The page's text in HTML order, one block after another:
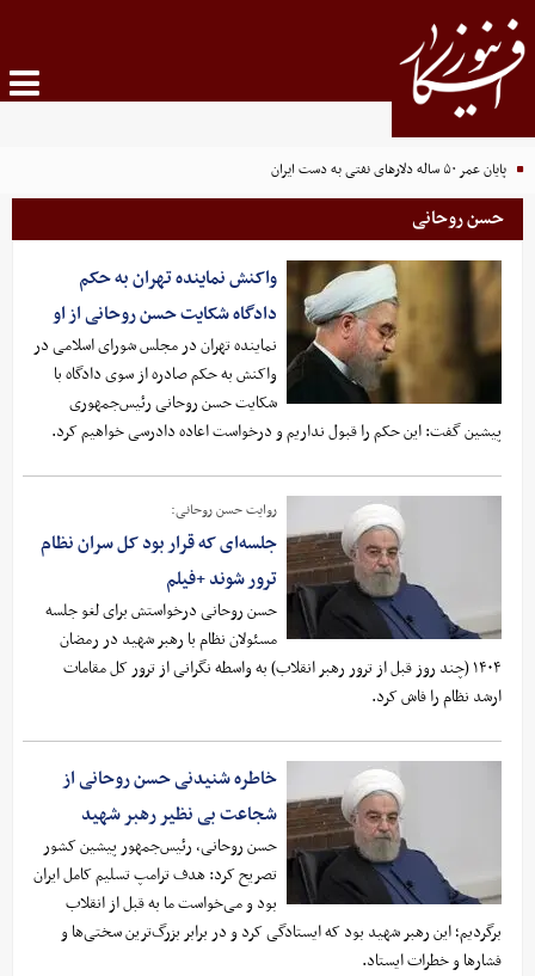
پایان عمر ۵۰ ساله دلارهای نفتی به دست ایران
حسن روحانی
واکنش نماینده تهران به حکم
دادگاه شکایت حسن روحانی از او
نماینده تهران در مجلس شورای اسلامی در
واکنش به حکم صادره از سوی دادگاه با
شکایت حسن روحانی رئیس‌جمهوری
پیشین گفت: این حکم را قبول نداریم و درخواست اعاده دادرسی خواهیم کرد.
روایت حسن روحانی:
جلسه‌ای که قرار بود کل سران نظام
ترور شوند +فیلم
حسن روحانی درخواستش برای لغو جلسه
مسئولان نظام با رهبر شهید در رمضان
۱۴۰۴ (چند روز قبل از ترور رهبر انقلاب) به واسطه نگرانی از ترور کل مقامات
ارشد نظام را فاش کرد.
خاطره شنیدنی حسن روحانی از
شجاعت بی نظیر رهبر شهید
حسن روحانی، رئیس‌جمهور پیشین کشور
تصریح کرد: هدف ترامپ تسلیم کامل ایران
بود و می‌خواست ما به قبل از انقلاب
برگردیم؛ این رهبر شهید بود که ایستادگی کرد و در برابر بزرگ‌ترین سختی‌ها و
فشارها و خطرات ایستاد.